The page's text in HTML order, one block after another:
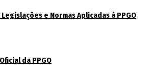
e Normas Aplicadas à PPGO
da PPGO